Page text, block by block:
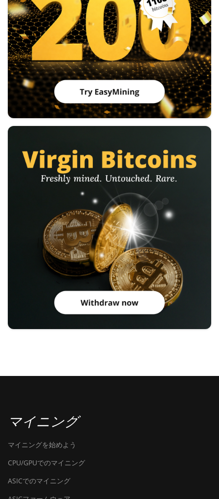
マイニング
マイニングを始めよう
CPU/GPUでのマイニング
ASICでのマイニング